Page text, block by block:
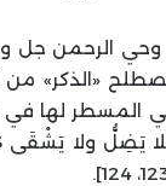
وحي الرحمن جل
«الذكر» من
المسطر لها